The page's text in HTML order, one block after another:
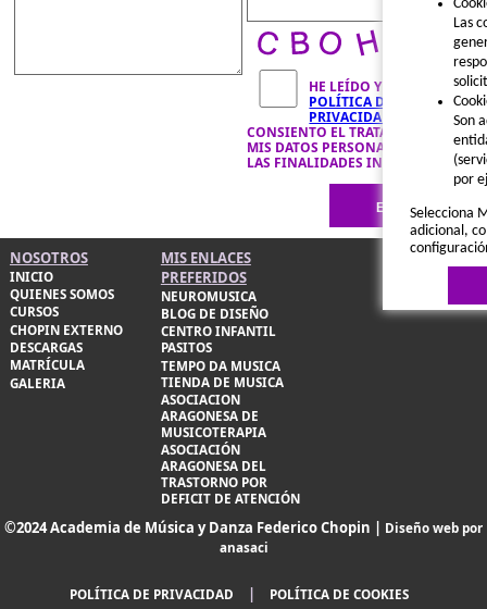
HE LEÍDO Y ACEPTO LA
POLÍTICA DE
PRIVACIDAD
CONSIENTO EL TRATAMIENTO DE
MIS DATOS PERSONALES PARA
LAS FINALIDADES INDICADAS.
NOSOTROS
INICIO
QUIENES SOMOS
CURSOS
CHOPIN EXTERNO
DESCARGAS
MATRÍCULA
GALERIA
MIS ENLACES
PREFERIDOS
NEUROMUSICA
BLOG DE DISEÑO
CENTRO INFANTIL
PASITOS
TEMPO DA MUSICA
TIENDA DE MUSICA
ASOCIACION
ARAGONESA DE
MUSICOTERAPIA
ASOCIACIÓN
ARAGONESA DEL
TRASTORNO POR
DEFICIT DE ATENCIÓN
©2024 Academia de Música y Danza Federico Chopin | Diseño web por
anasaci
POLÍTICA DE PRIVACIDAD | POLÍTICA DE COOKIES
Las
Son
por
Selecciona
adicional,